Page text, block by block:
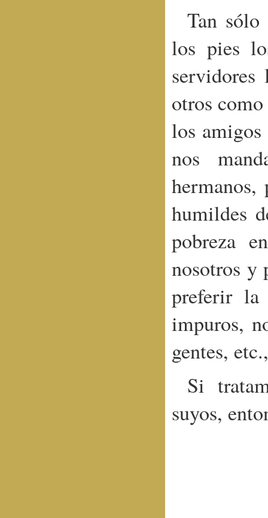
Tan sólo
los pies
otros
los
nos
hermanos,
humildes
pobreza
nosotros y
preferir la
impuros,
gentes,
Si
suyos,